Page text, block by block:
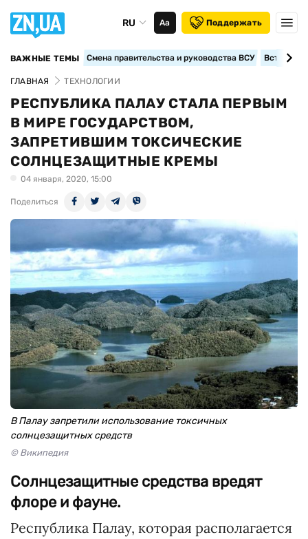
RU Аа Поддержать
ВАЖНЫЕ ТЕМЫ Смена правительства и руководства ВСУ
ГЛАВНАЯ ТЕХНОЛОГИИ
РЕСПУБЛИКА ПАЛАУ СТАЛА ПЕРВЫМ
В МИРЕ ГОСУДАРСТВОМ,
ЗАПРЕТИВШИМ ТОКСИЧЕСКИЕ
СОЛНЦЕЗАЩИТНЫЕ КРЕМЫ
04 января, 2020, 15:00
Поделиться
В Палау запретили использование токсичных
солнцезащитных средств
© Википедия
Солнцезащитные средства вредят
флоре и фауне.
Республика Палау, которая располагается